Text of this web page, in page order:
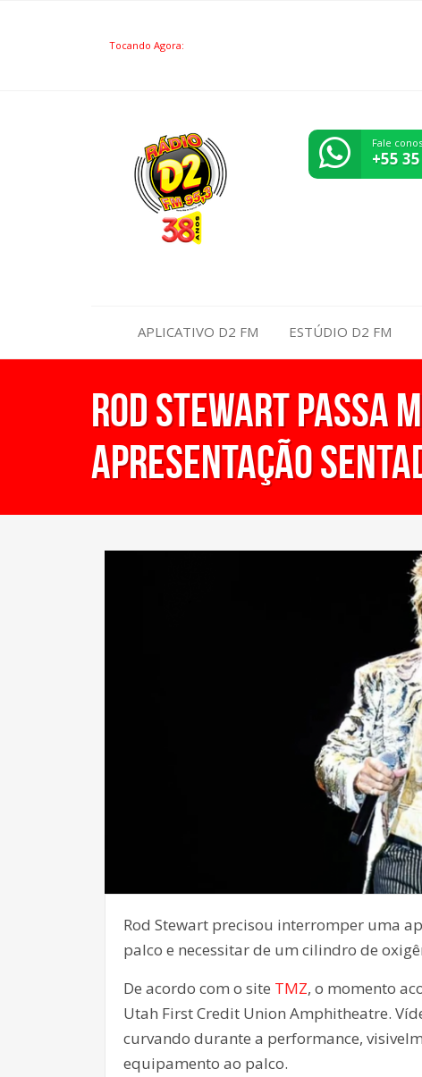
Tocando Agora:
Fale
+55
APLICATIVO D2 FM ESTÚDIO D2 FM
Rod Stewart passa
apresentação
Rod Stewart precisou interromper uma
palco e necessitar de um cilindro de
De acordo com o site TMZ, o momento
Utah First Credit Union Amphitheatre.
curvando durante a performance,
equipamento ao palco.